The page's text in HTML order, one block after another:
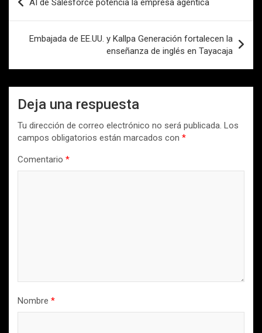
de
entradas
AI de Salesforce potencia la empresa agéntica
Embajada de EE.UU. y Kallpa Generación fortalecen la
enseñanza de inglés en Tayacaja
Deja una respuesta
Tu dirección de correo electrónico no será publicada. Los
campos obligatorios están marcados con *
Comentario *
Nombre *